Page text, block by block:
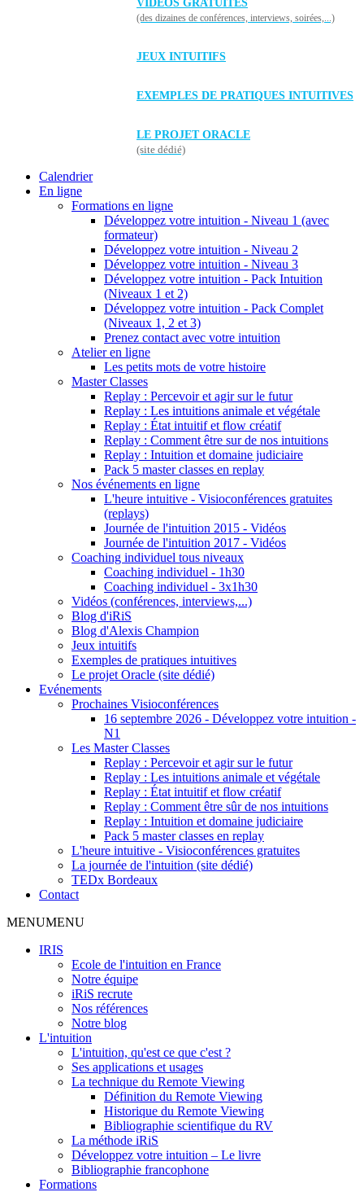
VIDÉOS GRATUITES
(des dizaines de conférences, interviews, soirées,...)
JEUX INTUITIFS
EXEMPLES DE PRATIQUES INTUITIVES
LE PROJET ORACLE
(site dédié)
Calendrier
En ligne
Formations en ligne
Développez votre intuition - Niveau 1 (avec
formateur)
Développez votre intuition - Niveau 2
Développez votre intuition - Niveau 3
Développez votre intuition - Pack Intuition
(Niveaux 1 et 2)
Développez votre intuition - Pack Complet
(Niveaux 1, 2 et 3)
Prenez contact avec votre intuition
Atelier en ligne
Les petits mots de votre histoire
Master Classes
Replay : Percevoir et agir sur le futur
Replay : Les intuitions animale et végétale
Replay : État intuitif et flow créatif
Replay : Comment être sur de nos intuitions
Replay : Intuition et domaine judiciaire
Pack 5 master classes en replay
Nos événements en ligne
L'heure intuitive - Visioconférences gratuites
(replays)
Journée de l'intuition 2015 - Vidéos
Journée de l'intuition 2017 - Vidéos
Coaching individuel tous niveaux
Coaching individuel - 1h30
Coaching individuel - 3x1h30
Vidéos (conférences, interviews,...)
Blog d'iRiS
Blog d'Alexis Champion
Jeux intuitifs
Exemples de pratiques intuitives
Le projet Oracle (site dédié)
Evénements
Prochaines Visioconférences
16 septembre 2026 - Développez votre intuition -
N1
Les Master Classes
Replay : Percevoir et agir sur le futur
Replay : Les intuitions animale et végétale
Replay : État intuitif et flow créatif
Replay : Comment être sûr de nos intuitions
Replay : Intuition et domaine judiciaire
Pack 5 master classes en replay
L'heure intuitive - Visioconférences gratuites
La journée de l'intuition (site dédié)
TEDx Bordeaux
Contact
MENUMENU
IRIS
Ecole de l'intuition en France
Notre équipe
iRiS recrute
Nos références
Notre blog
L'intuition
L'intuition, qu'est ce que c'est ?
Ses applications et usages
La technique du Remote Viewing
Définition du Remote Viewing
Historique du Remote Viewing
Bibliographie scientifique du RV
La méthode iRiS
Développez votre intuition – Le livre
Bibliographie francophone
Formations